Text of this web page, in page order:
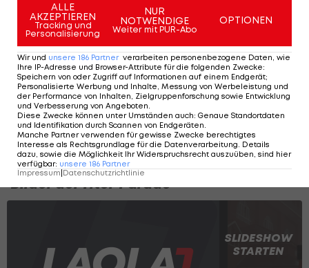
Club-Präsident Steve Parish (59) hatte sich gegen
den Vorwurf der Einflussnahme von Textor in die
Geschäfte vonCrystal Palacegewehrt. Nach
seiner Ansicht falleCrystal Palacenicht unter die
Regel, die die UEFA angewendet hat. Er halte es
"für eine der größten Ungerechtigkeiten, die
jemals im europäischen Fußball passiert sind".
Pokal-Party bei Palace! Die besten
Bilder der Titel-Parade
SLIDESHOW
STARTEN
ALLE
AKZEPTIEREN
Tracking und
Personalisierung
NUR
NOTWENDIGE
Weiter mit PUR-Abo
OPTIONEN
Wir und unsere 186 Partner verarbeiten personenbezogene Daten, wie
Ihre IP-Adresse und Browser-Attribute für die folgenden Zwecke:
Speichern von oder Zugriff auf Informationen auf einem Endgerät;
Personalisierte Werbung und Inhalte, Messung von Werbeleistung und
der Performance von Inhalten, Zielgruppenforschung sowie Entwicklung
und Verbesserung von Angeboten.
Diese Zwecke können unter Umständen auch: Genaue Standortdaten
und Identifikation durch Scannen von Endgeräten.
Manche Partner verwenden für gewisse Zwecke berechtigtes
Interesse als Rechtsgrundlage für die Datenverarbeitung. Details
dazu, sowie die Möglichkeit Ihr Widerspruchsrecht auszuüben, sind hier
verfügbar: unsere 186 Partner
Impressum Datenschutzrichtlinie